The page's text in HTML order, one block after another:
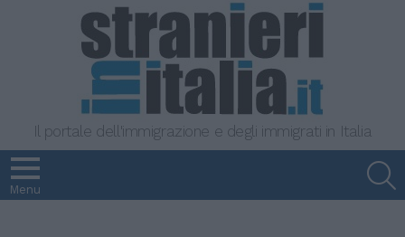
Il portale dell'immigrazione e degli immigrati in Italia
Menu